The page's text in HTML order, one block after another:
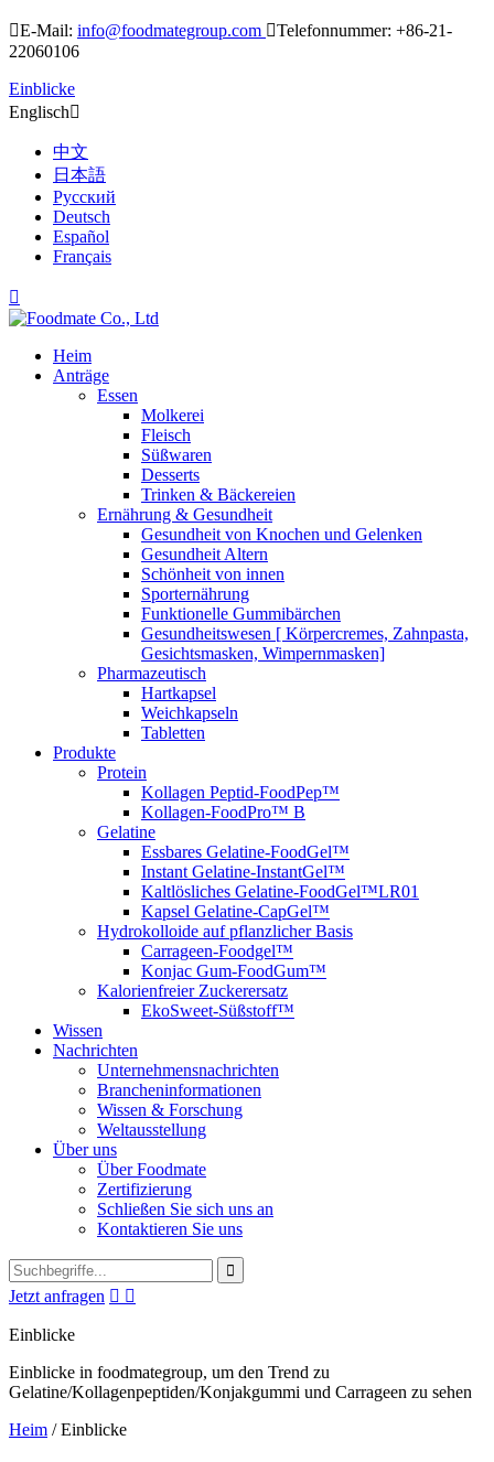
E-Mail: info@foodmategroup.com Telefonnummer: +86-21-
22060106
Einblicke
Englisch
中文
日本語
Русский
Deutsch
Español
Français

Heim
Anträge
Essen
Molkerei
Fleisch
Süßwaren
Desserts
Trinken & Bäckereien
Ernährung & Gesundheit
Gesundheit von Knochen und Gelenken
Gesundheit Altern
Schönheit von innen
Sporternährung
Funktionelle Gummibärchen
Gesundheitswesen [ Körpercremes, Zahnpasta,
Gesichtsmasken, Wimpernmasken]
Pharmazeutisch
Hartkapsel
Weichkapseln
Tabletten
Produkte
Protein
Kollagen Peptid-FoodPep™
Kollagen-FoodPro™ B
Gelatine
Essbares Gelatine-FoodGel™
Instant Gelatine-InstantGel™
Kaltlösliches Gelatine-FoodGel™LR01
Kapsel Gelatine-CapGel™
Hydrokolloide auf pflanzlicher Basis
Carrageen-Foodgel™
Konjac Gum-FoodGum™
Kalorienfreier Zuckerersatz
EkoSweet-Süßstoff™
Wissen
Nachrichten
Unternehmensnachrichten
Brancheninformationen
Wissen & Forschung
Weltausstellung
Über uns
Über Foodmate
Zertifizierung
Schließen Sie sich uns an
Kontaktieren Sie uns
Jetzt anfragen  
Einblicke
Einblicke in foodmategroup, um den Trend zu
Gelatine/Kollagenpeptiden/Konjakgummi und Carrageen zu sehen
Heim /Einblicke